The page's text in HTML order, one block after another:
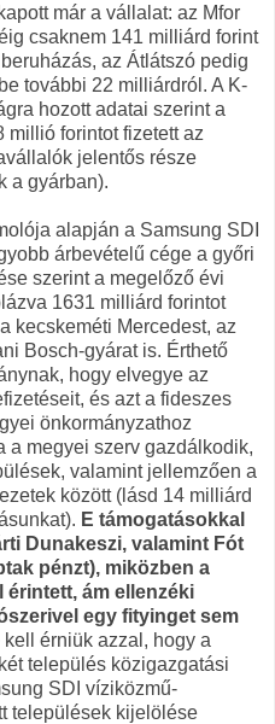
már a vállalat: az Mfor
csaknem 141 milliárd forint
az Átlátszó pedig
további 22 milliárdról. A K-
hozott adatai szerint a
millió forintot fizetett az
jelentős része
a gyárban).
alapján a Samsung SDI
árbevételű cége a győri
szerint a megelőző évi
1631 milliárd forintot
kecskeméti Mercedest, az
Bosch-gyárat is. Érthető
hogy elvegye az
és azt a fideszes
önkormányzathoz
a megyei szerv gazdálkodik,
valamint jellemzően a
között (lásd 14 milliárd
E támogatásokkal
Dunakeszi, valamint Fót
pénzt), miközben a
érintett, ám ellenzéki
egy fityinget sem
kell érniük azzal, hogy a
település közigazgatási
SDI víziközmű-
települések kijelölése